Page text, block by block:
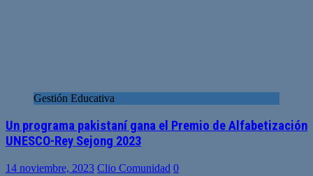
Gestión Educativa
Un programa pakistaní gana el Premio de Alfabetización
UNESCO-Rey Sejong 2023
14 noviembre, 2023 Clio Comunidad 0